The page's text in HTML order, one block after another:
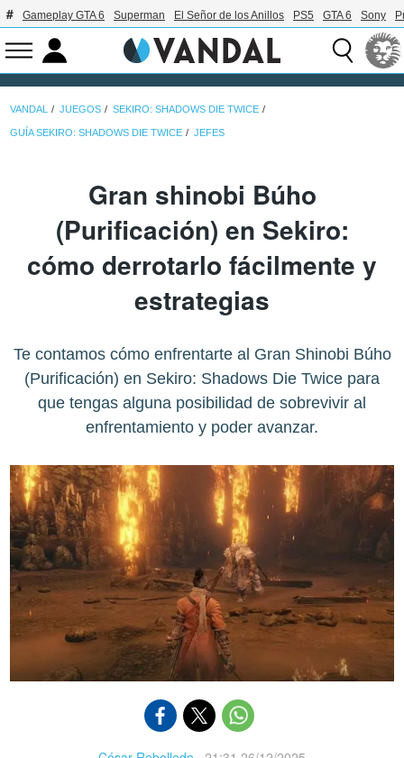
Gameplay GTA 6 Superman El Señor de los Anillos PS5 GTA 6 Sony
VANDAL JUEGOS SEKIRO: SHADOWS DIE TWICE
GUÍA SEKIRO: SHADOWS DIE TWICE JEFES
Gran shinobi Búho
(Purificación) en Sekiro:
cómo derrotarlo fácilmente y
estrategias
Te contamos cómo enfrentarte al Gran Shinobi Búho
(Purificación) en Sekiro: Shadows Die Twice para
que tengas alguna posibilidad de sobrevivir al
enfrentamiento y poder avanzar.